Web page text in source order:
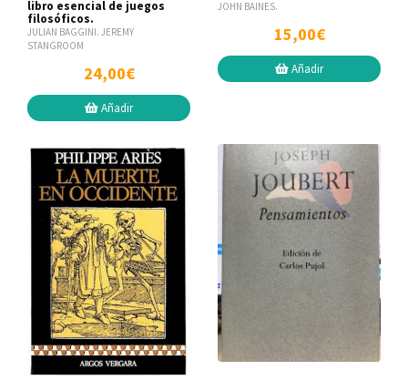
libro esencial de juegos
filosóficos.
JULIAN BAGGINI. JEREMY
STANGROOM
24,00€
Añadir
JOHN BAINES.
15,00€
Añadir